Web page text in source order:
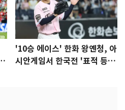
'10승 에이스' 한화 왕옌청, 아
시안게임서 한국전 '표적 등